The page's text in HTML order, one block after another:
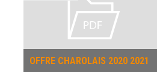
OFFRE CHAROLAIS 2020 2021